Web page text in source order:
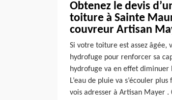
Obtenez le devis
toiture à Sainte
couvreur Artisan
Si votre toiture est assez âgée,
hydrofuge pour renforcer sa
hydrofuge va en effet diminuer
L’eau de pluie va s’écouler
vois adresser à Artisan Mayer .